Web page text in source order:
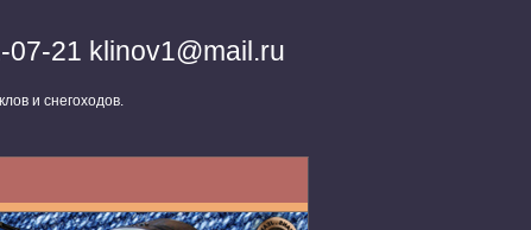
07-21 klinov1@mail.ru
и снегоходов.